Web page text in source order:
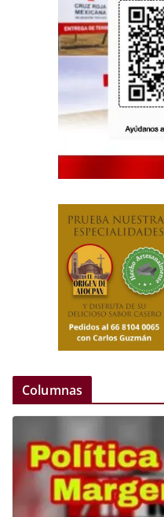
Columnas